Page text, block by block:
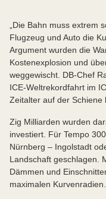
„Die Bahn muss extrem
Flugzeug und Auto die
Argument wurden die
Kostenexplosion und
weggewischt. DB-Chef
ICE-Weltrekordfahrt im
Zeitalter auf der Schiene
Zig Milliarden wurden
investiert. Für Tempo
Nürnberg – Ingolstadt
Landschaft geschlagen.
Dämmen und
maximalen Kurvenradien.